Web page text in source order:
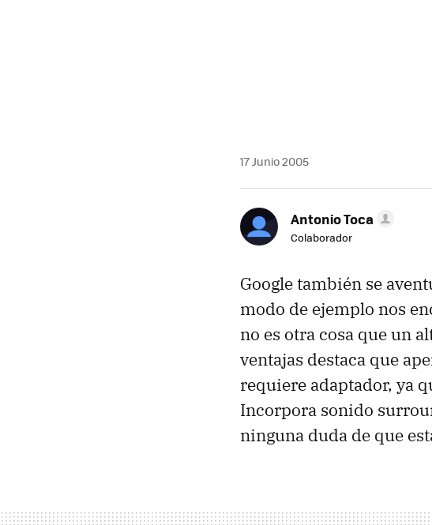
17 Junio 2005
Antonio Toca
Colaborador
Google también se
modo de ejemplo nos
no es otra cosa que un
ventajas destaca que
requiere adaptador, ya
Incorpora sonido
ninguna duda de que